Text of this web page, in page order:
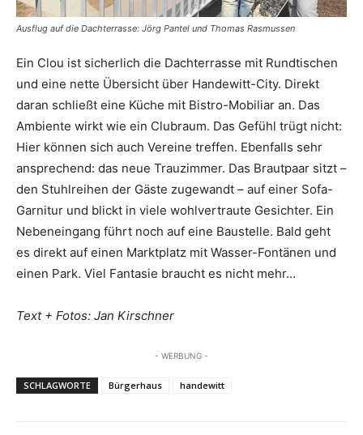
Ausflug auf die Dachterrasse: Jörg Pantel und Thomas Rasmussen
Ein Clou ist sicherlich die Dachterrasse mit Rundtischen
und eine nette Übersicht über Handewitt-City. Direkt
daran schließt eine Küche mit Bistro-Mobiliar an. Das
Ambiente wirkt wie ein Clubraum. Das Gefühl trügt nicht:
Hier können sich auch Vereine treffen. Ebenfalls sehr
ansprechend: das neue Trauzimmer. Das Brautpaar sitzt –
den Stuhlreihen der Gäste zugewandt – auf einer Sofa-
Garnitur und blickt in viele wohlvertraute Gesichter. Ein
Nebeneingang führt noch auf eine Baustelle. Bald geht
es direkt auf einen Marktplatz mit Wasser-Fontänen und
einen Park. Viel Fantasie braucht es nicht mehr…
Text + Fotos: Jan Kirschner
- WERBUNG -
SCHLAGWORTE Bürgerhaus handewitt